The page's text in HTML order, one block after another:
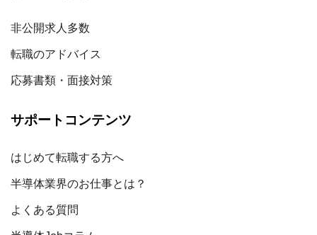
非公開求人多数
転職のアドバイス
応募書類・面接対策
サポートコンテンツ
はじめて転職する方へ
半導体業界のお仕事とは？
よくある質問